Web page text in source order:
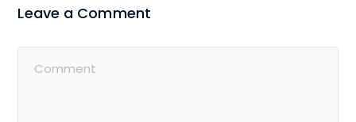
Leave a Comment